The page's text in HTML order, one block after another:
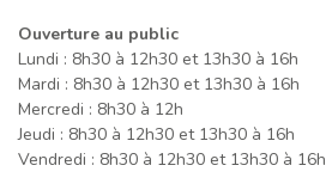
Ouverture au public
Lundi : 8h30 à 12h30 et 13h30 à 16h
Mardi : 8h30 à 12h30 et 13h30 à 16h
Mercredi : 8h30 à 12h
Jeudi : 8h30 à 12h30 et 13h30 à 16h
Vendredi : 8h30 à 12h30 et 13h30 à 16h